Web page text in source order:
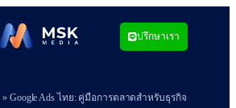
ปรึกษาเรา
» Google Ads ไทย: คู่มือการตลาดสำหรับธุรกิจ